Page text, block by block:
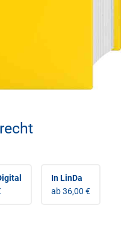
In LinDa
ab 36,00 €